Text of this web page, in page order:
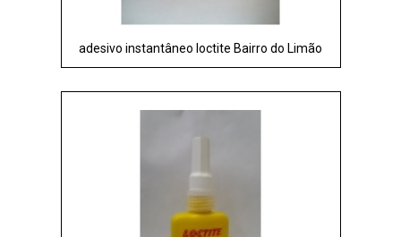
adesivo instantâneo loctite Bairro do Limão